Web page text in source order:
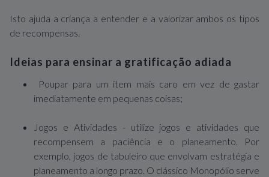
Isto ajuda a criança a entender e a valorizar ambos os tipos
de recompensas.
Ideias para ensinar a gratificação adiada
Poupar para um item mais caro em vez de gastar
imediatamente em pequenas coisas;
Jogos e Atividades - utilize jogos e atividades que
recompensem a paciência e o planeamento. Por
exemplo, jogos de tabuleiro que envolvam estratégia e
planeamento a longo prazo. O clássico Monopólio serve